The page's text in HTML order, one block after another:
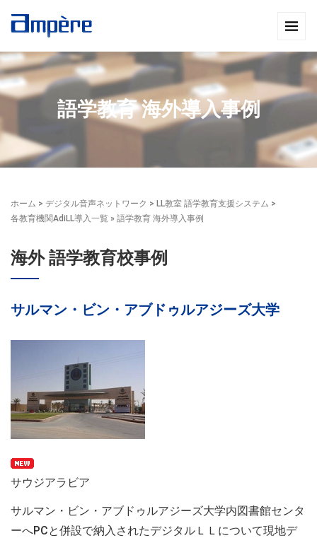
語学教育 海外導入事例
ホーム > デジタル音声ネットワーク > LL教室 語学教育支援システム >
各教育機関AdiLL導入一覧 » 語学教育 海外導入事例
海外 語学教育校事例
サルマン・ビン・アブドゥルアジーズ大学
サウジアラビア
サルマン・ビン・アブドゥルアジーズ大学内図書館センタ
ーへPCと併設で納入されたデジタルＬＬについて現地デ